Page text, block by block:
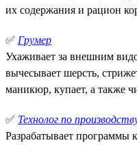
их содержания и рацион
✅ Грумер
Ухаживает за внешним
вычесывает шерсть,
маникюр, купает, а также
✅ Технолог по
Разрабатывает программы